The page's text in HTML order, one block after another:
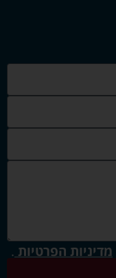
מדיניות הפרטיות .